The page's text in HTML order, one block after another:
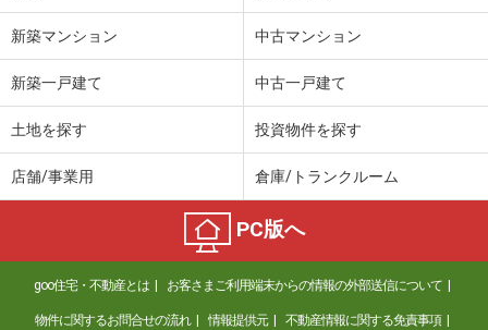
宮崎県宮崎市清水１丁目
4.70万円
宮崎県宮崎市源藤町南田
4万円
住 所
宮崎県宮崎市源藤町南田
専有面積 20.28m²
間取り
1K
新築マンション 中古マンション
新築一戸建て 中古一戸建て
土地を探す 投資物件を探す
店舗/事業用 倉庫/トランクルーム
PC版へ
goo住宅・不動産とは お客さまご利用端末からの情報の外部送信について
物件に関するお問合せの流れ 情報提供元 不動産情報に関する免責事項